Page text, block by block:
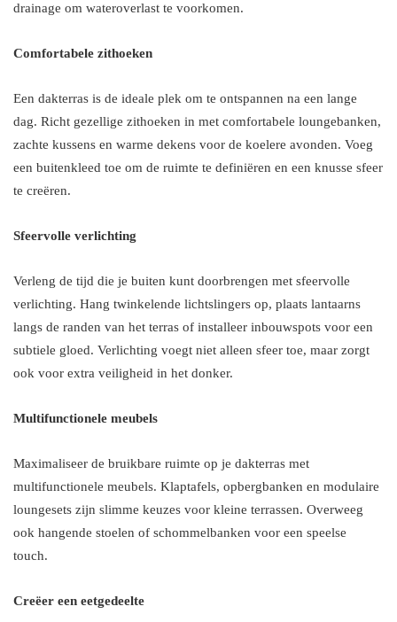
drainage om wateroverlast te voorkomen.
Comfortabele zithoeken
Een dakterras is de ideale plek om te ontspannen na een lange
dag. Richt gezellige zithoeken in met comfortabele loungebanken,
zachte kussens en warme dekens voor de koelere avonden. Voeg
een buitenkleed toe om de ruimte te definiëren en een knusse sfeer
te creëren.
Sfeervolle verlichting
Verleng de tijd die je buiten kunt doorbrengen met sfeervolle
verlichting. Hang twinkelende lichtslingers op, plaats lantaarns
langs de randen van het terras of installeer inbouwspots voor een
subtiele gloed. Verlichting voegt niet alleen sfeer toe, maar zorgt
ook voor extra veiligheid in het donker.
Multifunctionele meubels
Maximaliseer de bruikbare ruimte op je dakterras met
multifunctionele meubels. Klaptafels, opbergbanken en modulaire
loungesets zijn slimme keuzes voor kleine terrassen. Overweeg
ook hangende stoelen of schommelbanken voor een speelse
touch.
Creëer een eetgedeelte